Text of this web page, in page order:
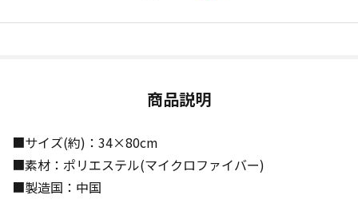
商品説明
■サイズ(約)：34×80cm
■素材：ポリエステル(マイクロファイバー)
■製造国：中国